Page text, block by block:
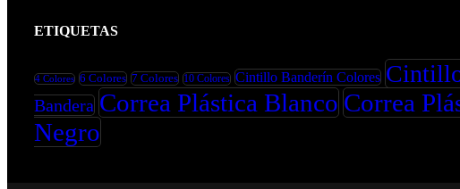
ETIQUETAS
4 Colores 6 Colores 7 Colores 10 Colores Cintillo Banderín Colores
Bandera Correa Plástica Blanco Correa
Negro